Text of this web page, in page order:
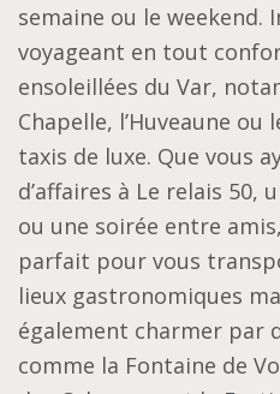
semaine ou le weekend.
voyageant en tout
ensoleillées du Var,
Chapelle, l’Huveaune ou
taxis de luxe. Que vous
d’affaires à Le relais 50,
ou une soirée entre
parfait pour vous
lieux gastronomiques
également charmer par
comme la Fontaine de